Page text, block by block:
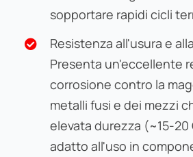
sopportare rapidi cicli
Resistenza all'usura e
Presenta un'eccellente
corrosione contro la
metalli fusi e dei mezzi
elevata durezza (~15-20
adatto all'uso in